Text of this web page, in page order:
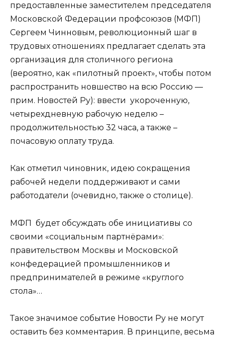
предоставленные заместителем председателя
Московской Федерации профсоюзов (МФП)
Сергеем Чинновым, революционный шаг в
трудовых отношениях предлагает сделать эта
организация для столичного региона
(вероятно, как «пилотный проект», чтобы потом
распространить новшество на всю Россию —
прим. Новостей Ру): ввести укороченную,
четырехдневную рабочую неделю –
продолжительностью 32 часа, а также –
почасовую оплату труда.
Как отметил чиновник, идею сокращения
рабочей недели поддерживают и сами
работодатели (очевидно, также о столице).
МФП будет обсуждать обе инициативы со
своими «социальным партнёрами»:
правительством Москвы и Московской
конфедерацией промышленников и
предпринимателей в режиме «круглого
стола»…
Такое значимое событие Новости Ру не могут
оставить без комментария. В принципе, весьма